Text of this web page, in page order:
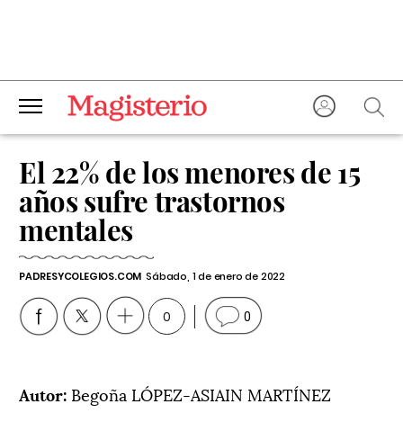
El 22% de los menores de 15
años sufre trastornos
mentales
PADRESYCOLEGIOS.COM Sábado, 1 de enero de 2022
0 0
Autor: Begoña LÓPEZ-ASIAIN MARTÍNEZ